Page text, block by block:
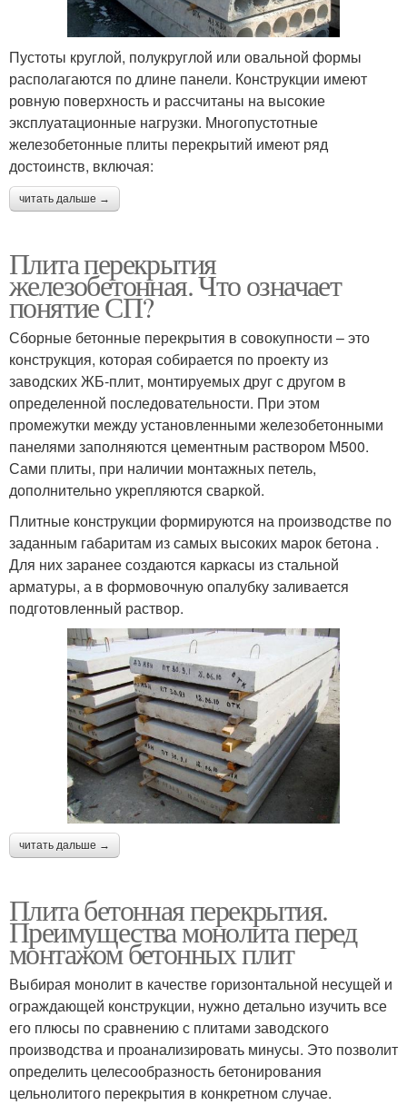
Пустоты круглой, полукруглой или овальной формы
располагаются по длине панели. Конструкции имеют
ровную поверхность и рассчитаны на высокие
эксплуатационные нагрузки. Многопустотные
железобетонные плиты перекрытий имеют ряд
достоинств, включая:
читать дальше →
Плита перекрытия
железобетонная. Что означает
понятие СП?
Сборные бетонные перекрытия в совокупности – это
конструкция, которая собирается по проекту из
заводских ЖБ-плит, монтируемых друг с другом в
определенной последовательности. При этом
промежутки между установленными железобетонными
панелями заполняются цементным раствором М500.
Сами плиты, при наличии монтажных петель,
дополнительно укрепляются сваркой.
Плитные конструкции формируются на производстве по
заданным габаритам из самых высоких марок бетона .
Для них заранее создаются каркасы из стальной
арматуры, а в формовочную опалубку заливается
подготовленный раствор.
читать дальше →
Плита бетонная перекрытия.
Преимущества монолита перед
монтажом бетонных плит
Выбирая монолит в качестве горизонтальной несущей и
ограждающей конструкции, нужно детально изучить все
его плюсы по сравнению с плитами заводского
производства и проанализировать минусы. Это позволит
определить целесообразность бетонирования
цельнолитого перекрытия в конкретном случае.